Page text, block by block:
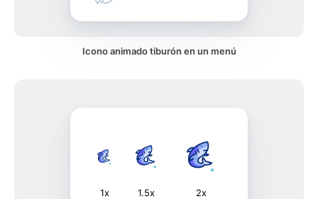
Icono animado tiburón en un menú
1x 1.5x 2x